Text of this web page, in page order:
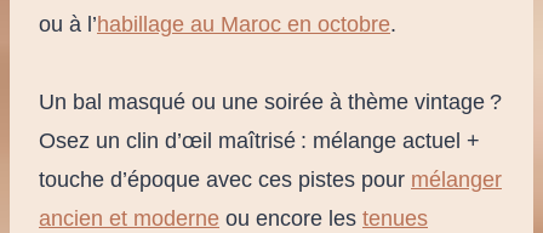
ou à l’habillage au Maroc en octobre.
Un bal masqué ou une soirée à thème vintage ?
Osez un clin d’œil maîtrisé : mélange actuel +
touche d’époque avec ces pistes pour mélanger
ancien et moderne ou encore les tenues